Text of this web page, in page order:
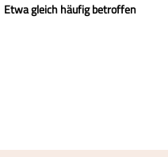
Etwa gleich häufig betroffen